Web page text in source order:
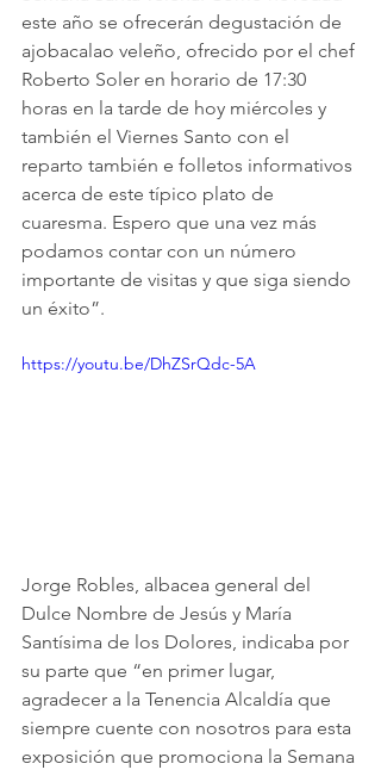
este año se ofrecerán degustación de
ajobacalao veleño, ofrecido por el chef
Roberto Soler en horario de 17:30
horas en la tarde de hoy miércoles y
también el Viernes Santo con el
reparto también e folletos informativos
acerca de este típico plato de
cuaresma. Espero que una vez más
podamos contar con un número
importante de visitas y que siga siendo
un éxito”.
https://youtu.be/DhZSrQdc-5A
Jorge Robles, albacea general del
Dulce Nombre de Jesús y María
Santísima de los Dolores, indicaba por
su parte que “en primer lugar,
agradecer a la Tenencia Alcaldía que
siempre cuente con nosotros para esta
exposición que promociona la Semana